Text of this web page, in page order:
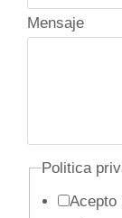
o
n
Mensaje
Politica
Acepto